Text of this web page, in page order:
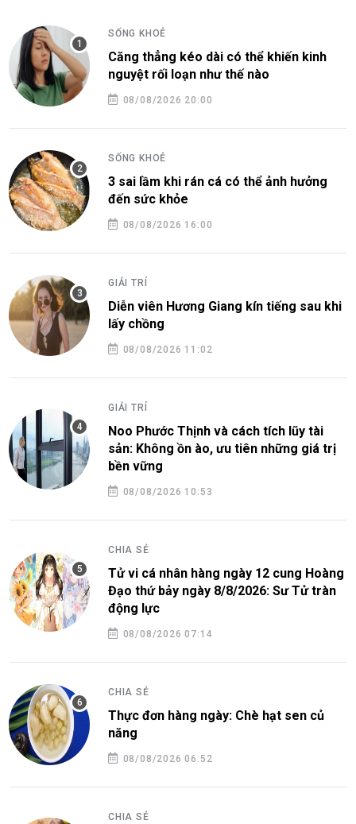
SỐNG KHOẺ
Căng thẳng kéo dài có thể khiến kinh
nguyệt rối loạn như thế nào
08/08/2026 20:00
SỐNG KHOẺ
3 sai lầm khi rán cá có thể ảnh hưởng
đến sức khỏe
08/08/2026 16:00
GIẢI TRÍ
Diễn viên Hương Giang kín tiếng sau khi
lấy chồng
08/08/2026 11:02
GIẢI TRÍ
Noo Phước Thịnh và cách tích lũy tài
sản: Không ồn ào, ưu tiên những giá trị
bền vững
08/08/2026 10:53
CHIA SẺ
Tử vi cá nhân hàng ngày 12 cung Hoàng
Đạo thứ bảy ngày 8/8/2026: Sư Tử tràn
động lực
08/08/2026 07:14
CHIA SẺ
Thực đơn hàng ngày: Chè hạt sen củ
năng
08/08/2026 06:52
CHIA SẺ